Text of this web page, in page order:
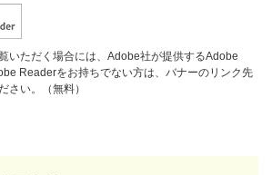
いただく場合には、Adobe社が提供するAdobe
Readerをお持ちでない方は、バナーのリンク先
さい。（無料）